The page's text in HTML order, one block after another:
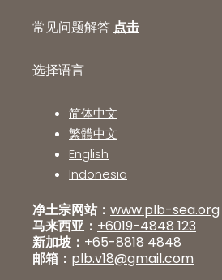
常见问题解答 点击
选择语言
简体中文
繁體中文
English
Indonesia
净土宗网站： www.plb-sea.org
马来西亚： +6019-4848 123
新加坡： +65-8818 4848
邮箱： plb.v18@gmail.com